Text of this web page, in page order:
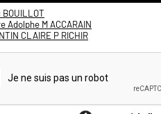
BOUILLOT
Adolphe M ACCARAIN
CLAIRE P RICHIR